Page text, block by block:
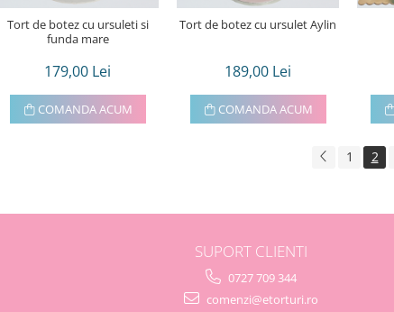
Tort de botez cu ursuleti si
funda mare
179,00 Lei
COMANDA ACUM
Tort de botez cu ursulet Aylin
189,00 Lei
COMANDA ACUM
1 2
SUPORT CLIENTI
0727 709 344
comenzi@etorturi.ro